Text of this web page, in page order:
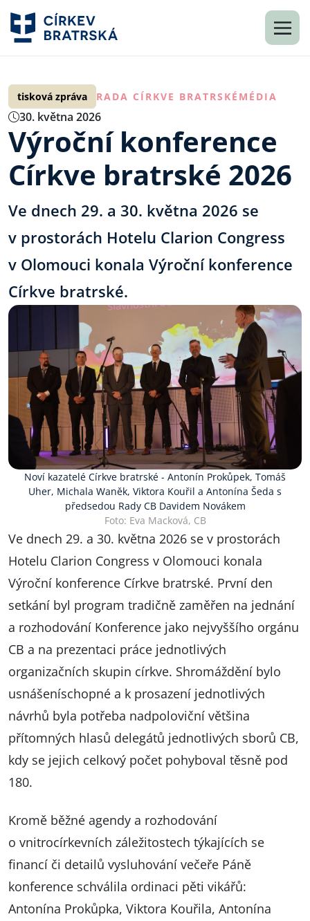
tisková zpráva RADA CÍRKVE BRATRSKÉ MÉDIA
30. května 2026
Výroční konference
Církve bratrské 2026
Ve dnech 29. a 30. května 2026 se
v prostorách Hotelu Clarion Congress
v Olomouci konala Výroční konference
Církve bratrské.
Noví kazatelé Církve bratrské - Antonín Prokůpek, Tomáš
Uher, Michala Waněk, Viktora Kouřil a Antonína Šeda s
předsedou Rady CB Davidem Novákem
Foto: Eva Macková, CB
Ve dnech 29. a 30. května 2026 se v prostorách
Hotelu Clarion Congress v Olomouci konala
Výroční konference Církve bratrské. První den
setkání byl program tradičně zaměřen na jednání
a rozhodování Konference jako nejvyššího orgánu
CB a na prezentaci práce jednotlivých
organizačních skupin církve. Shromáždění bylo
usnášeníschopné a k prosazení jednotlivých
návrhů byla potřeba nadpoloviční většina
přítomných hlasů delegátů jednotlivých sborů CB,
kdy se jejich celkový počet pohyboval těsně pod
180.
Kromě běžné agendy a rozhodování
o vnitrocírkevních záležitostech týkajících se
financí či detailů vysluhování večeře Páně
konference schválila ordinaci pěti vikářů:
Antonína Prokůpka, Viktora Kouřila, Antonína